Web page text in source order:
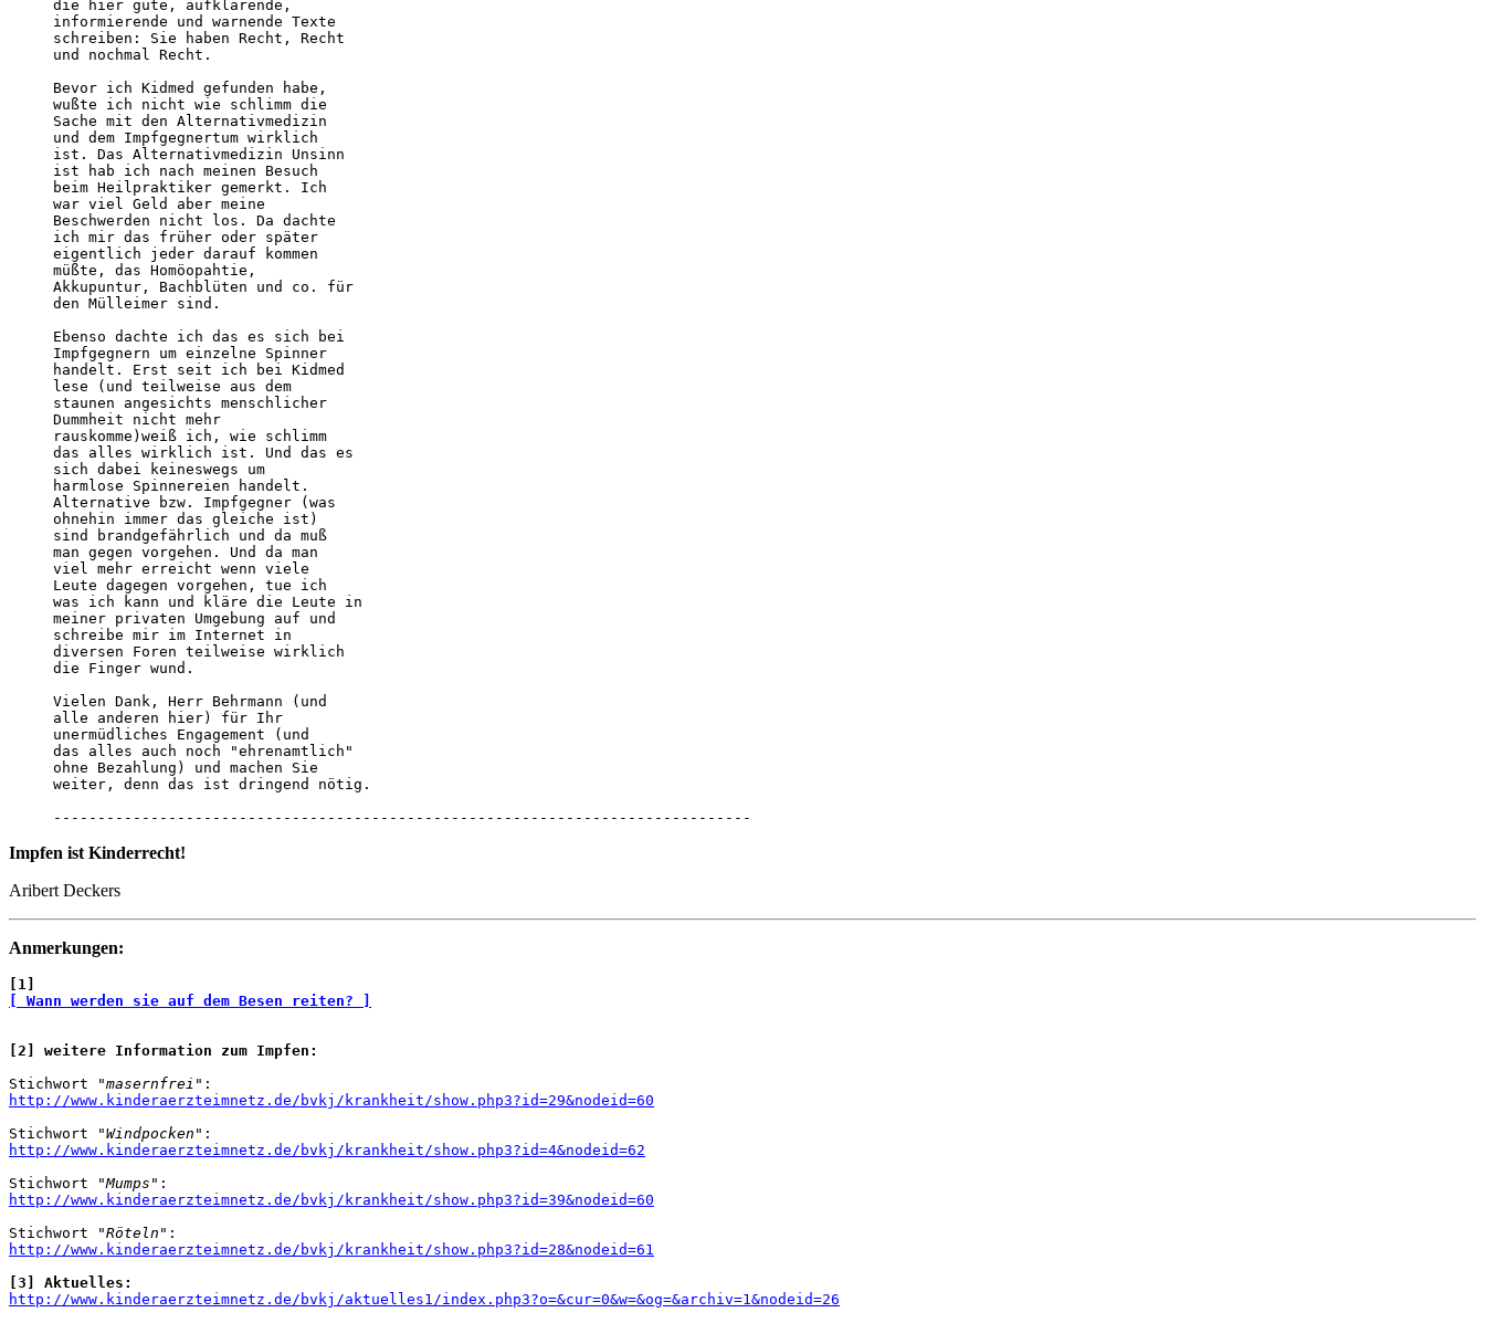
die hier gute, aufklärende,
informierende und warnende Texte
schreiben: Sie haben Recht, Recht
und nochmal Recht.
Bevor ich Kidmed gefunden habe,
wußte ich nicht wie schlimm die
Sache mit den Alternativmedizin
und dem Impfgegnertum wirklich
ist. Das Alternativmedizin Unsinn
ist hab ich nach meinen Besuch
beim Heilpraktiker gemerkt. Ich
war viel Geld aber meine
Beschwerden nicht los. Da dachte
ich mir das früher oder später
eigentlich jeder darauf kommen
müßte, das Homöopahtie,
Akkupuntur, Bachblüten und co. für
den Mülleimer sind.
Ebenso dachte ich das es sich bei
Impfgegnern um einzelne Spinner
handelt. Erst seit ich bei Kidmed
lese (und teilweise aus dem
staunen angesichts menschlicher
Dummheit nicht mehr
rauskomme)weiß ich, wie schlimm
das alles wirklich ist. Und das es
sich dabei keineswegs um
harmlose Spinnereien handelt.
Alternative bzw. Impfgegner (was
ohnehin immer das gleiche ist)
sind brandgefährlich und da muß
man gegen vorgehen. Und da man
viel mehr erreicht wenn viele
Leute dagegen vorgehen, tue ich
was ich kann und kläre die Leute in
meiner privaten Umgebung auf und
schreibe mir im Internet in
diversen Foren teilweise wirklich
die Finger wund.
Vielen Dank, Herr Behrmann (und
alle anderen hier) für Ihr
unermüdliches Engagement (und
das alles auch noch "ehrenamtlich"
ohne Bezahlung) und machen Sie
weiter, denn das ist dringend nötig.
-------------------------------------------------------------------------------
Impfen ist Kinderrecht!
Aribert Deckers
Anmerkungen:
[1]
[ Wann werden sie auf dem Besen reiten? ]
[2] weitere Information zum Impfen:
Stichwort
"masernfrei"
http://www.kinderaerzteimnetz.de/bvkj/krankheit/show.php3?id=29&nodeid=60
Stichwort
"Windpocken"
http://www.kinderaerzteimnetz.de/bvkj/krankheit/show.php3?id=4&nodeid=62
Stichwort
"Mumps"
http://www.kinderaerzteimnetz.de/bvkj/krankheit/show.php3?id=39&nodeid=60
Stichwort
"Röteln"
http://www.kinderaerzteimnetz.de/bvkj/krankheit/show.php3?id=28&nodeid=61
[3] Aktuelles:
http://www.kinderaerzteimnetz.de/bvkj/aktuelles1/index.php3?o=&cur=0&w=&og=&archiv=1&nodeid=26